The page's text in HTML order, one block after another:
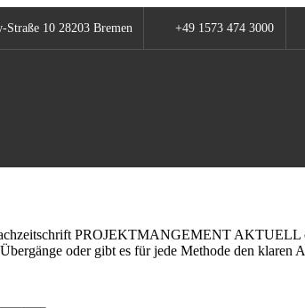
Straße 10 28203 Bremen​ +49 1573 474 3000
PROJEKTMANGEMENT AKTUELL
oder gibt es für jede Methode den